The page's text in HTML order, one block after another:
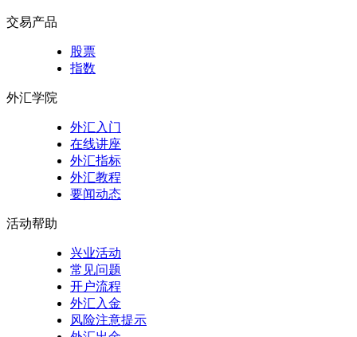
交易产品
股票
指数
外汇学院
外汇入门
在线讲座
外汇指标
外汇教程
要闻动态
活动帮助
兴业活动
常见问题
开户流程
外汇入金
风险注意提示